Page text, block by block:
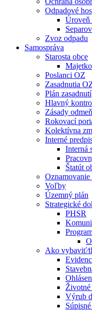
Odpadové
Úroveň
Zvoz odpadu
Samospráva
Starosta obce
Poslanci OZ
Zasadnutia
Plán zasadnutí
Hlavný
Zásady
Rokovací
Kolektívna
Interné
Interná
Štatút
Voľby
Územný plán
Strategické
PHSR
Ako
Životné
Výrub